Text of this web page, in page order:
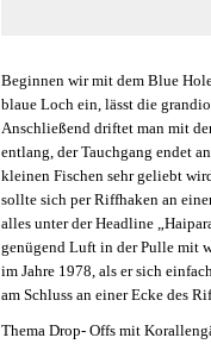
Beginnen wir mit dem Blue
blaue Loch ein, lässt die
Anschließend driftet man mit
entlang, der Tauchgang endet
kleinen Fischen sehr geliebt
sollte sich per Riffhaken an
alles unter der Headline
genügend Luft in der Pulle mit
im Jahre 1978, als er sich
am Schluss an einer Ecke des
Thema Drop- Offs mit